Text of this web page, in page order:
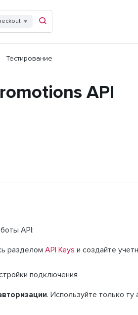
Тестирование
API
API:
разделом API Keys и создайте
подключения
. Используйте только ту